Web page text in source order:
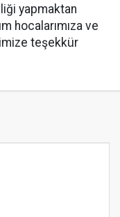
yapmaktan
hocalarımıza ve
teşekkür